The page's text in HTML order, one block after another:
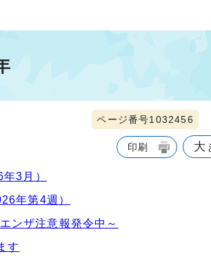
ページ番号1032456
印刷 大
3月）
年第4週）
ンザ注意報発令中～
す